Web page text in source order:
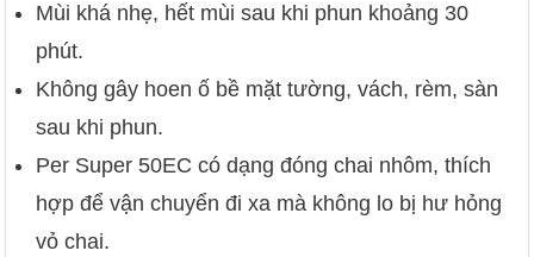
Mùi khá nhẹ, hết mùi sau khi phun khoảng 30
phút.
Không gây hoen ố bề mặt tường, vách, rèm, sàn
sau khi phun.
Per Super 50EC có dạng đóng chai nhôm, thích
hợp để vận chuyển đi xa mà không lo bị hư hỏng
vỏ chai.